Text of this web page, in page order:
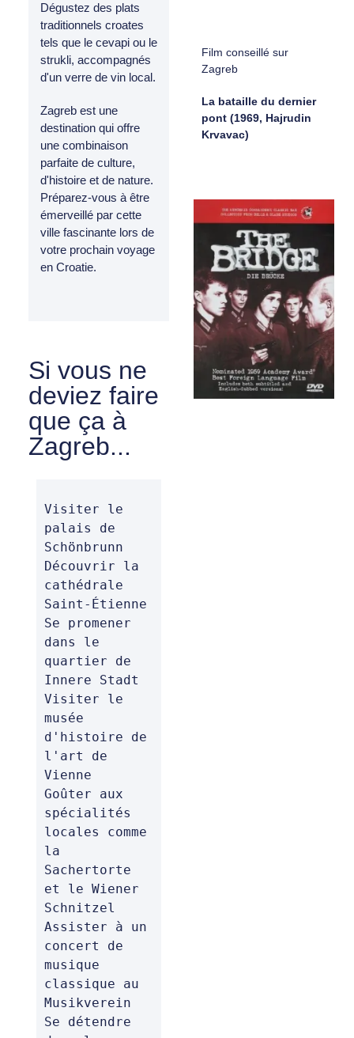
Dégustez des plats
traditionnels croates
tels que le cevapi ou le
strukli, accompagnés
d'un verre de vin local.
Zagreb est une
destination qui offre
une combinaison
parfaite de culture,
d'histoire et de nature.
Préparez-vous à être
émerveillé par cette
ville fascinante lors de
votre prochain voyage
en Croatie.
Si vous ne
deviez faire
que ça à
Zagreb...
Visiter le
palais de
Schönbrunn
Découvrir la
cathédrale
Saint-Étienne
Se promener
dans le
quartier de
Innere Stadt
Visiter le
musée
d'histoire de
l'art de
Vienne
Goûter aux
spécialités
locales comme
la
Sachertorte
et le Wiener
Schnitzel
Assister à un
concert de
musique
classique au
Musikverein
Se détendre
Film conseillé sur
Zagreb
La bataille du dernier
pont (1969, Hajrudin
Krvavac)